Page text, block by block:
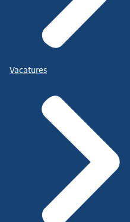
Vacatures